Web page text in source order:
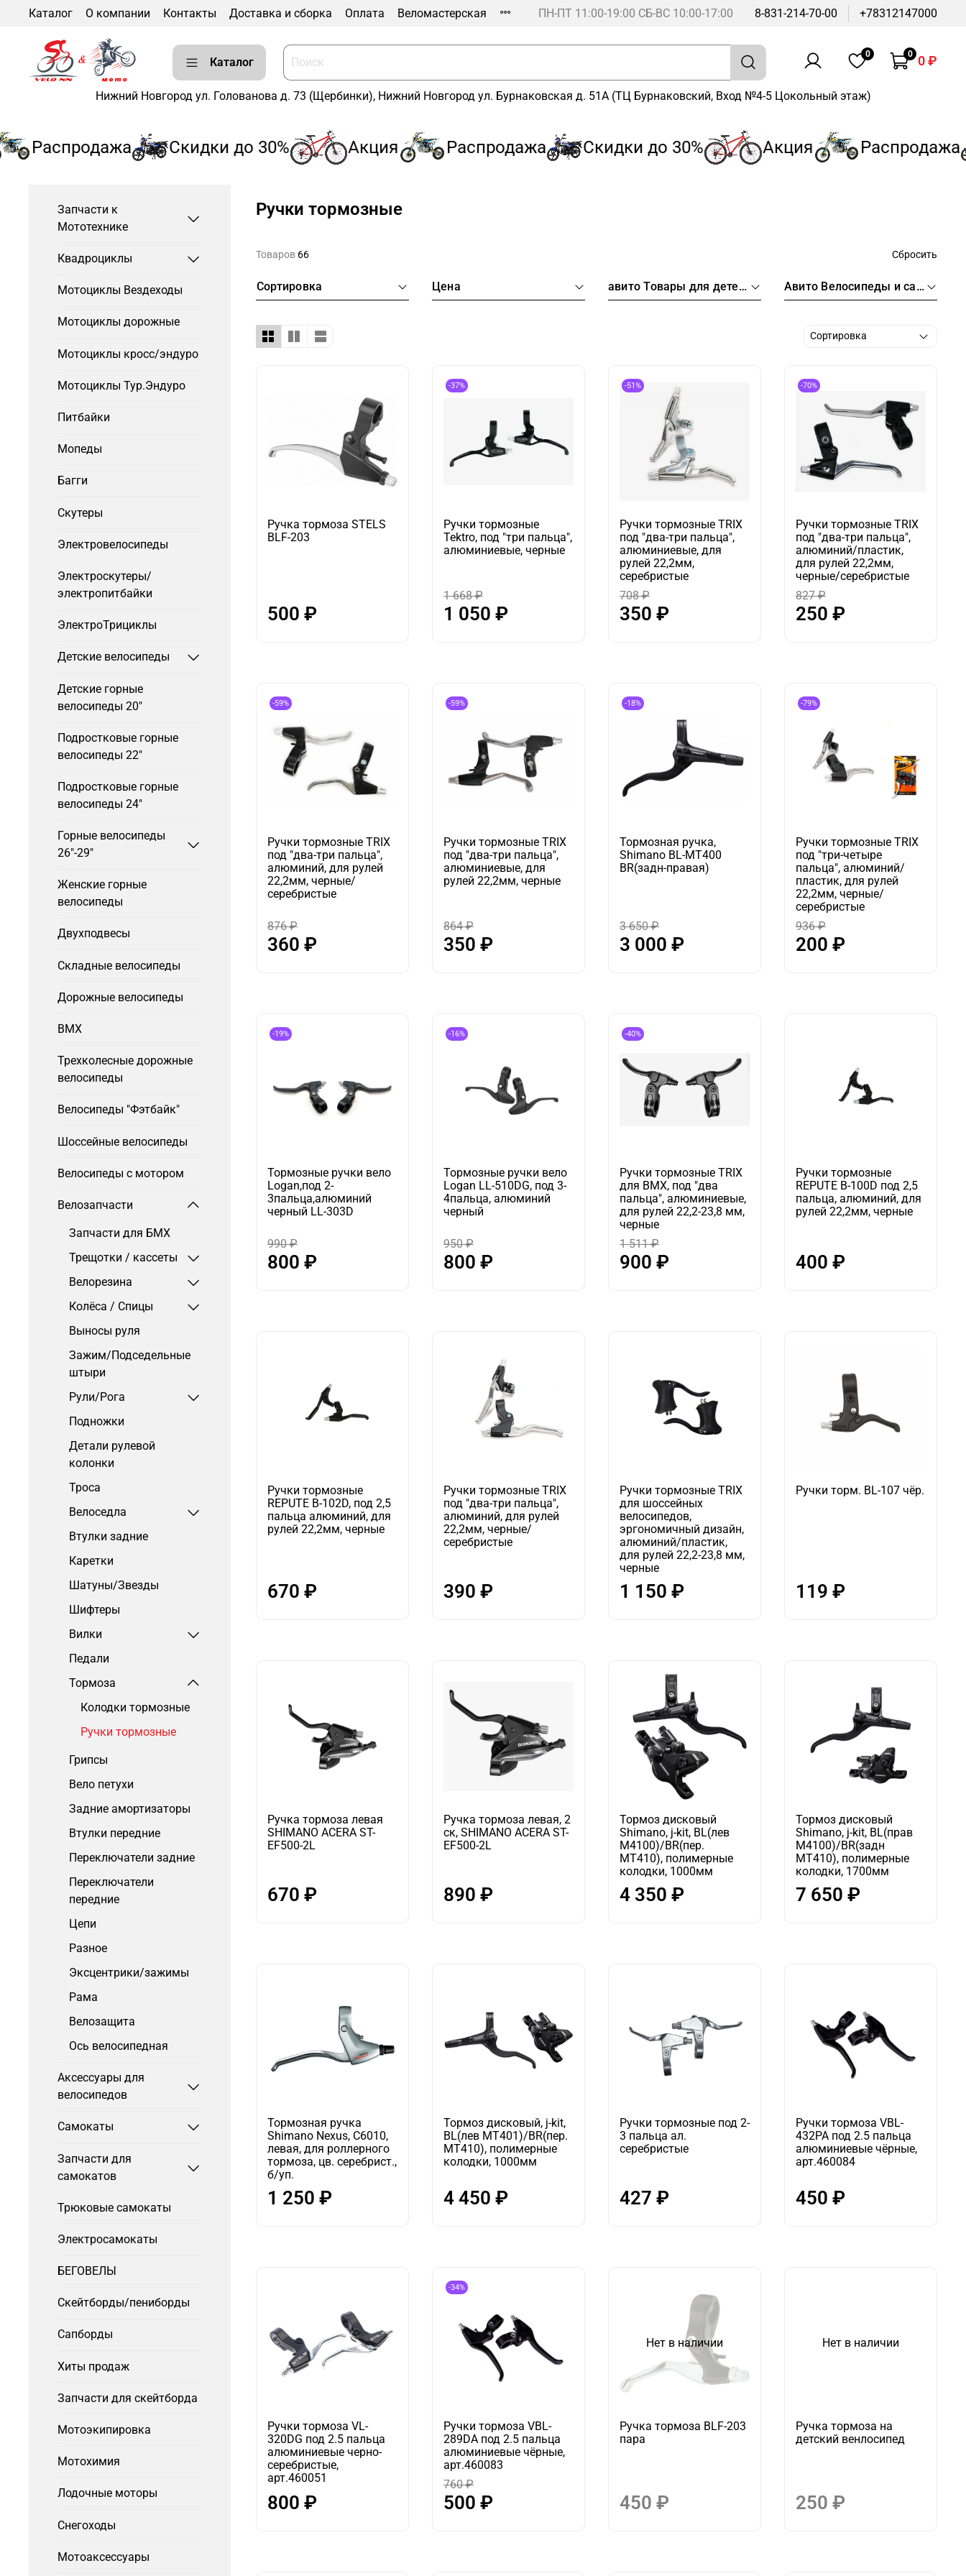
Каталог О компании Контакты Доставка и сборка Оплата Веломастерская ПН-ПТ 11:00-19:00 СБ-ВС 10:00-17:00 8-831-214-70-00 +78312147000
Каталог
0 0 0 ₽
Нижний Новгород ул. Голованова д. 73 (Щербинки), Нижний Новгород ул. Бурнаковская д. 51А (ТЦ Бурнаковский, Вход №4-5 Цокольный этаж)
Распродажа Скидки до 30% Акция Распродажа Скидки до 30% Акция Распродажа
Ручки тормозные
Товаров 66 Сбросить
Сортировка Цена авито Товары для детей и игрушки Авито Велосипеды и самокаты
Ручка тормоза STELS
BLF-203
500 ₽
-37%
Ручки тормозные
Tektro, под "три пальца",
алюминиевые, черные
1 668 ₽
1 050 ₽
-51%
Ручки тормозные TRIX
под "два-три пальца",
алюминиевые, для
рулей 22,2мм,
серебристые
708 ₽
350 ₽
-70%
Ручки тормозные TRIX
под "два-три пальца",
алюминий/пластик,
для рулей 22,2мм,
черные/серебристые
827 ₽
250 ₽
-59%
Ручки тормозные TRIX
под "два-три пальца",
алюминий, для рулей
22,2мм, черные/
серебристые
876 ₽
360 ₽
-59%
Ручки тормозные TRIX
под "два-три пальца",
алюминиевые, для
рулей 22,2мм, черные
864 ₽
350 ₽
-18%
Тормозная ручка,
Shimano BL-MT400
BR(задн-правая)
3 650 ₽
3 000 ₽
-79%
Ручки тормозные TRIX
под "три-четыре
пальца", алюминий/
пластик, для рулей
22,2мм, черные/
серебристые
936 ₽
200 ₽
-19%
Тормозные ручки вело
Logan,под 2-
3пальца,алюминий
черный LL-303D
990 ₽
800 ₽
-16%
Тормозные ручки вело
Logan LL-510DG, под 3-
4пальца, алюминий
черный
950 ₽
800 ₽
-40%
Ручки тормозные TRIX
для BMX, под "два
пальца", алюминиевые,
для рулей 22,2-23,8 мм,
черные
1 511 ₽
900 ₽
Ручки тормозные
REPUTE B-100D под 2,5
пальца, алюминий, для
рулей 22,2мм, черные
400 ₽
Ручки тормозные
REPUTE B-102D, под 2,5
пальца алюминий, для
рулей 22,2мм, черные
670 ₽
Ручки тормозные TRIX
под "два-три пальца",
алюминий, для рулей
22,2мм, черные/
серебристые
390 ₽
Ручки тормозные TRIX
для шоссейных
велосипедов,
эргономичный дизайн,
алюминий/пластик,
для рулей 22,2-23,8 мм,
черные
1 150 ₽
Ручки торм. BL-107 чёр.
119 ₽
Ручка тормоза левая
SHIMANO ACERA ST-
EF500-2L
670 ₽
Ручка тормоза левая, 2
ск, SHIMANO ACERA ST-
EF500-2L
890 ₽
Тормоз дисковый
Shimano, j-kit, BL(лев
M4100)/BR(пер.
MT410), полимерные
колодки, 1000мм
4 350 ₽
Тормоз дисковый
Shimano, j-kit, BL(прав
M4100)/BR(задн
MT410), полимерные
колодки, 1700мм
7 650 ₽
Тормозная ручка
Shimano Nexus, C6010,
левая, для роллерного
тормоза, цв. серебрист.,
б/уп.
1 250 ₽
Тормоз дисковый, j-kit,
BL(лев MT401)/BR(пер.
MT410), полимерные
колодки, 1000мм
4 450 ₽
Ручки тормозные под 2-
3 пальца ал.
серебристые
427 ₽
Ручки тормоза VBL-
432PA под 2.5 пальца
алюминиевые чёрные,
арт.460084
450 ₽
Ручки тормоза VL-
320DG под 2.5 пальца
алюминиевые черно-
серебристые,
арт.460051
800 ₽
-34%
Ручки тормоза VBL-
289DA под 2.5 пальца
алюминиевые чёрные,
арт.460083
760 ₽
500 ₽
Нет в наличии
Ручка тормоза BLF-203
пара
450 ₽
Нет в наличии
Ручка тормоза на
детский венлосипед
250 ₽
Запчасти к
Мототехнике
Квадроциклы
Мотоциклы Вездеходы
Мотоциклы дорожные
Мотоциклы кросс/эндуро
Мотоциклы Тур.Эндуро
Питбайки
Мопеды
Багги
Скутеры
Электровелосипеды
Электроскутеры/
электропитбайки
ЭлектроТрициклы
Детские велосипеды
Детские горные
велосипеды 20"
Подростковые горные
велосипеды 22"
Подростковые горные
велосипеды 24"
Горные велосипеды
26"-29"
Женские горные
велосипеды
Двухподвесы
Складные велосипеды
Дорожные велосипеды
BMX
Трехколесные дорожные
велосипеды
Велосипеды "Фэтбайк"
Шоссейные велосипеды
Велосипеды с мотором
Велозапчасти
Запчасти для БМХ
Трещотки / кассеты
Велорезина
Колёса / Спицы
Выносы руля
Зажим/Подседельные
штыри
Рули/Рога
Подножки
Детали рулевой
колонки
Троса
Велоседла
Втулки задние
Каретки
Шатуны/Звезды
Шифтеры
Вилки
Педали
Тормоза
Колодки тормозные
Ручки тормозные
Грипсы
Вело петухи
Задние амортизаторы
Втулки передние
Переключатели задние
Переключатели
передние
Цепи
Разное
Эксцентрики/зажимы
Рама
Велозащита
Ось велосипедная
Аксессуары для
велосипедов
Самокаты
Запчасти для
самокатов
Трюковые самокаты
Электросамокаты
БЕГОВЕЛЫ
Скейтборды/пениборды
Сапборды
Хиты продаж
Запчасти для скейтборда
Мотоэкипировка
Мотохимия
Лодочные моторы
Снегоходы
Мотоаксессуары